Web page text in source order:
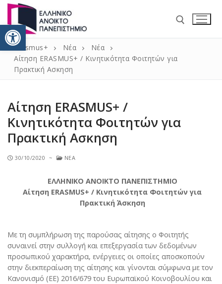
Ανοίξτε τη γραμμή
Αρχική
Νέα
Erasmus+ 2021 – 2027
Κινητικότητα / ΚΑ131 Erasmus+
Κινητικότητα για σπουδές
Κινητικότητα για διδασκαλία
Κινητικότητα για επιμόρφωση
Συνεργαζόμενα ιδρύματα
Πληροφορίες
Δήλωση Πολιτικής ERASMUS+ 2014 – 2020
Δήλωση Πολιτικής ERASMUS+ 2021- 2027
Πανεπιστημιακός χάρτης Erasmus+ 2021 – 2027
Χάρτης φοιτητή Erasmus+
Επικοινωνία
Welcome
Incoming student information
Partner institutions
Erasmus+ Νέα
Νέα
Αίτηση ERASMUS+ / Κινητικότητα Φοιτητών για
Πρακτική Ασκηση
Αίτηση ERASMUS+ /
Κινητικότητα Φοιτητών για
Πρακτική Ασκηση
30/10/2020 ~ ΝΈΑ
ΕΛΛΗΝΙΚΟ ΑΝΟΙΚΤΟ ΠΑΝΕΠΙΣΤΗΜΙΟ
Αίτηση ERASMUS+ / Κινητικότητα Φοιτητών για
Πρακτική Άσκηση
Με τη συμπλήρωση της παρούσας αίτησης ο Φοιτητής
συναινεί στην συλλογή και επεξεργασία των δεδομένων
προσωπικού χαρακτήρα, ενέργειες οι οποίες αποσκοπούν
στην διεκπεραίωση της αίτησης και γίνονται σύμφωνα με τον
Κανονισμό (ΕΕ) 2016/679 του Ευρωπαϊκού Κοινοβουλίου και